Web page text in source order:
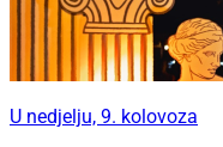
U nedjelju, 9. kolovoza